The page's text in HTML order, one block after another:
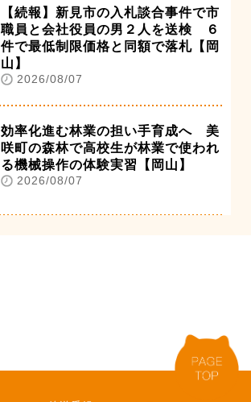
【続報】新見市の入札談合事件で市
職員と会社役員の男２人を送検 ６
件で最低制限価格と同額で落札【岡
山】
2026/08/07
効率化進む林業の担い手育成へ 美
咲町の森林で高校生が林業で使われ
る機械操作の体験実習【岡山】
2026/08/07